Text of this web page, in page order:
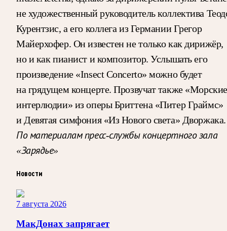
не художественный руководитель коллектива
Курентзис, а его коллега из Германии Грегор
Майерхофер. Он известен не только как дирижёр,
но и как пианист и композитор. Услышать его
произведение «Insect Concerto» можно будет
на грядущем концерте. Прозвучат также «Морские
интерлюдии» из оперы Бриттена «Питер Граймс»
и Девятая симфония «Из Нового света» Дворжака.
По материалам пресс-службы концертного зала
«Зарядье»
Новости
7 августа 2026
МакДонах запрягает